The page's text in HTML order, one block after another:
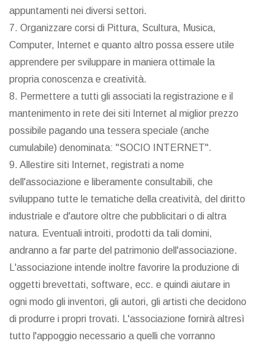
appuntamenti nei diversi settori.
7. Organizzare corsi di Pittura, Scultura, Musica,
Computer, Internet e quanto altro possa essere utile
apprendere per sviluppare in maniera ottimale la
propria conoscenza e creatività.
8. Permettere a tutti gli associati la registrazione e il
mantenimento in rete dei siti Internet al miglior prezzo
possibile pagando una tessera speciale (anche
cumulabile) denominata: "SOCIO INTERNET".
9. Allestire siti Internet, registrati a nome
dell'associazione e liberamente consultabili, che
sviluppano tutte le tematiche della creatività, del diritto
industriale e d'autore oltre che pubblicitari o di altra
natura. Eventuali introiti, prodotti da tali domini,
andranno a far parte del patrimonio dell'associazione.
L'associazione intende inoltre favorire la produzione di
oggetti brevettati, software, ecc. e quindi aiutare in
ogni modo gli inventori, gli autori, gli artisti che decidono
di produrre i propri trovati. L'associazione fornirà altresì
tutto l'appoggio necessario a quelli che vorranno